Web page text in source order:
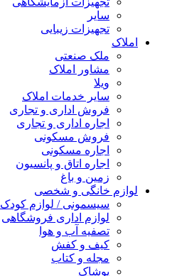
سایر
تجهیزات زیبایی
املاک
ملک صنعتی
مشاور املاک
ویلا
سایر خدمات املاک
فروش اداری و تجاری
اجاره اداری و تجاری
فروش مسکونی
اجاره مسکونی
اجاره اتاق و پانسیون
زمین و باغ
لوازم خانگی و شخصی
سیسمونی / لوازم کودک
لوازم اداری فروشگاهی
تصفیه آب و هوا
کیف و کفش
مجله و کتاب
پوشاک